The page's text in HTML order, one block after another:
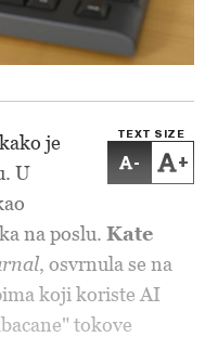
TEXT SIZE
- +
je
U
na poslu. Kate
, osvrnula se na
koji koriste AI
tokove